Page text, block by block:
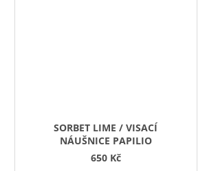
SORBET LIME / VISACÍ
NÁUŠNICE PAPILIO
650 Kč